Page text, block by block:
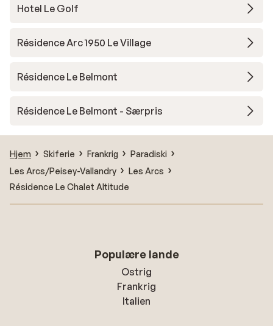
Hotel Le Golf
Résidence Arc 1950 Le Village
Résidence Le Belmont
Résidence Le Belmont - Særpris
Hjem Skiferie Frankrig
Paradiski
Les Arcs/Peisey-Vallandry
Les Arcs
Résidence Le Chalet Altitude
Populære lande
Ostrig
Frankrig
Italien